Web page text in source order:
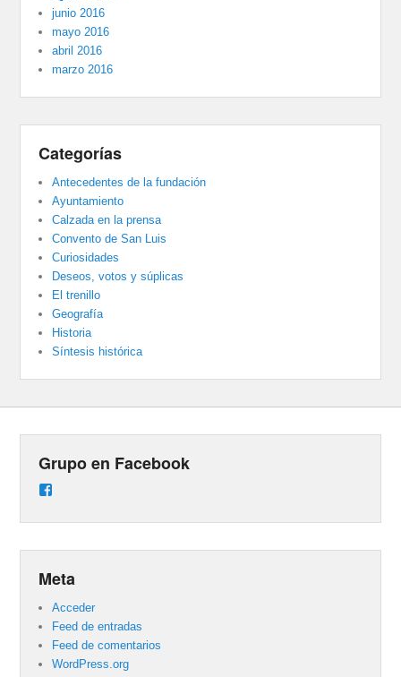
junio 2016
mayo 2016
abril 2016
marzo 2016
Categorías
Antecedentes de la fundación
Ayuntamiento
Calzada en la prensa
Convento de San Luis
Curiosidades
Deseos, votos y súplicas
El trenillo
Geografía
Historia
Síntesis histórica
Grupo en Facebook
en
Meta
Acceder
Feed de entradas
Feed de comentarios
WordPress.org